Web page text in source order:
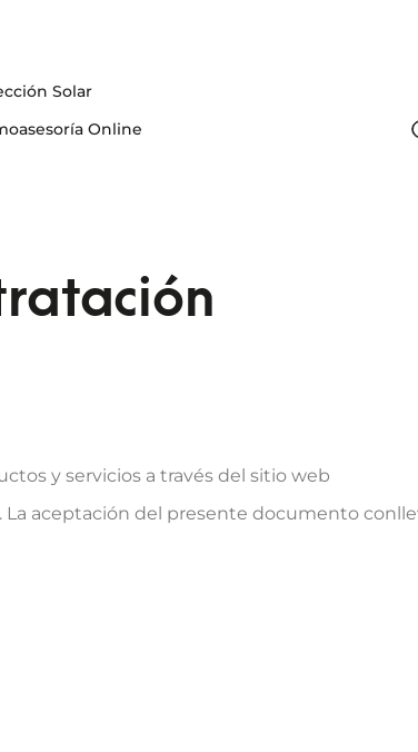
Solar
Online
y servicios a través del sitio web
La aceptación del presente documento